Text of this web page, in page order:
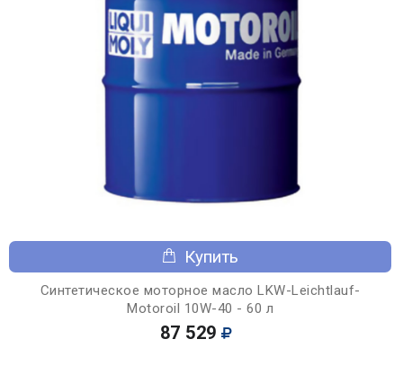
Купить
Синтетическое моторное масло LKW-Leichtlauf-
Motoroil 10W-40 - 60 л
87 529